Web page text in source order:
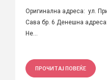
Оригинална адреса: ул.
Сава бр. 6 Денешна
Не...
ПРОЧИТАЈ ПОВЕЌЕ